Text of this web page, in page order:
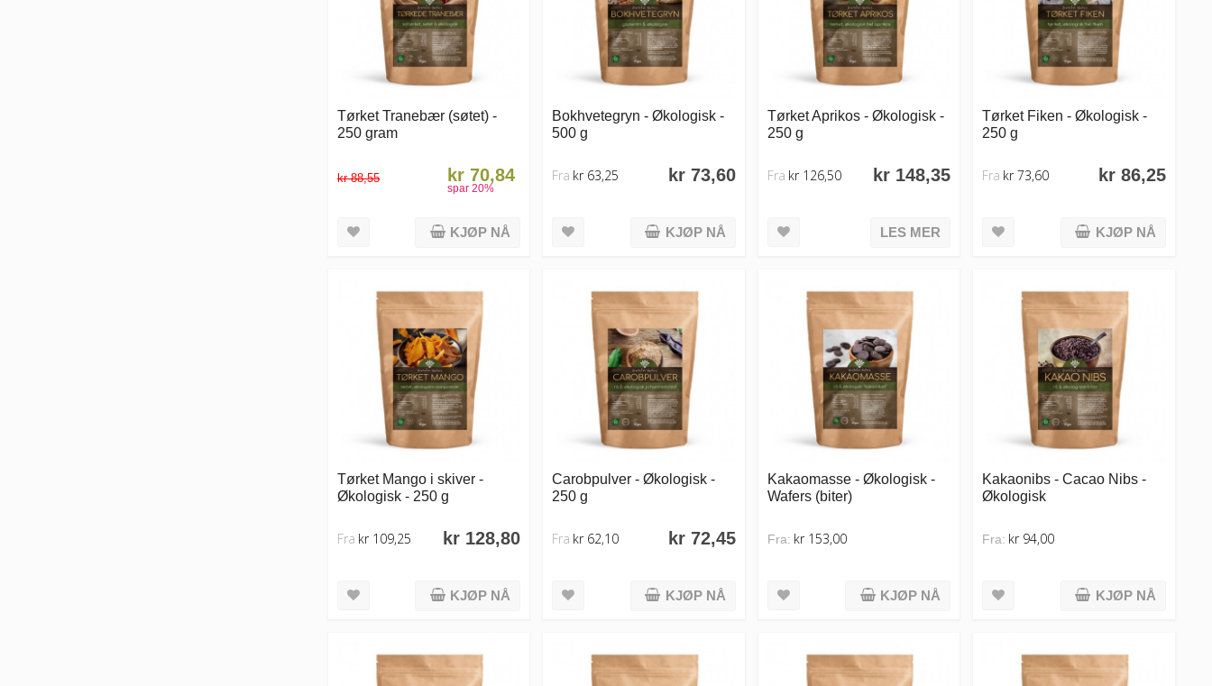
Tørket Tranebær (søtet) -
250 gram
kr 88,55 kr 70,84
spar20%
KJØP NÅ
Bokhvetegryn - Økologisk -
500 g
kr 73,60
Fra kr 63,25
KJØP NÅ
Tørket Aprikos - Økologisk -
250 g
kr 148,35
Fra kr 126,50
LES MER
Tørket Fiken - Økologisk -
250 g
kr 86,25
Fra kr 73,60
KJØP NÅ
Tørket Mango i skiver -
Økologisk - 250 g
kr 128,80
Fra kr 109,25
KJØP NÅ
Carobpulver - Økologisk -
250 g
kr 72,45
Fra kr 62,10
KJØP NÅ
Kakaomasse - Økologisk -
Wafers (biter)
Fra: kr 153,00
KJØP NÅ
Kakaonibs - Cacao Nibs -
Økologisk
Fra: kr 94,00
KJØP NÅ